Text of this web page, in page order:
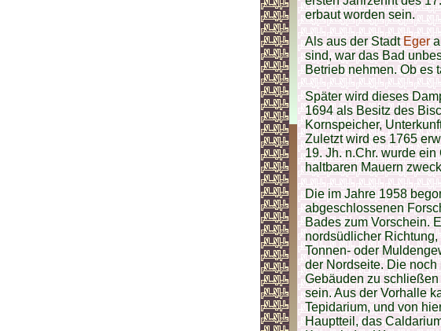
erbaut worden sein.
Als aus der StadtEger
sind, war das Bad
Betrieb nehmen. Ob es
Später wird dieses
1694 als Besitz des
Kornspeicher,
Zuletzt wird es 1765
19. Jh. n.Chr. wurde
haltbaren Mauern
Die im Jahre 1958
abgeschlossenen
Bades zum Vorschein.
nordsüdlicher
Tonnen- oder
der Nordseite. Die
Gebäuden zu
sein. Aus der Vorhalle
Tepidarium, und von
Hauptteil, das